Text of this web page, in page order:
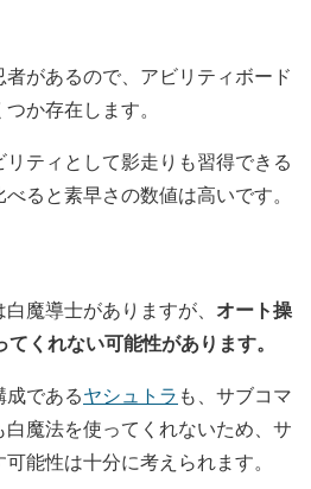
があるので、アビリティボード
か存在します。
ティとして影走りも習得できる
ると素早さの数値は高いです。
魔導士がありますが、 オート操
くれない可能性があります。
であるヤシュトラ も、サブコマ
魔法を使ってくれないため、サ
能性は十分に考えられます。